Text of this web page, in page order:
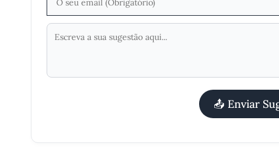
📤 Enviar